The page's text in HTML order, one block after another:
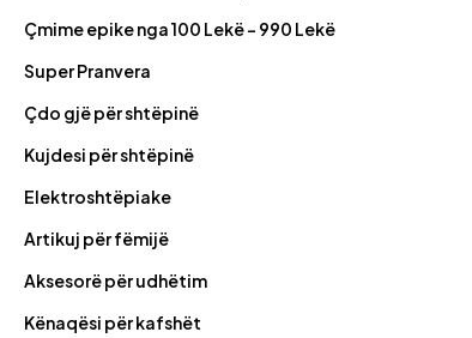
Çmime epike nga 100 Lekë - 990 Lekë
Super Pranvera
Çdo gjë për shtëpinë
Kujdesi për shtëpinë
Elektroshtëpiake
Artikuj për fëmijë
Aksesorë për udhëtim
Kënaqësi për kafshët